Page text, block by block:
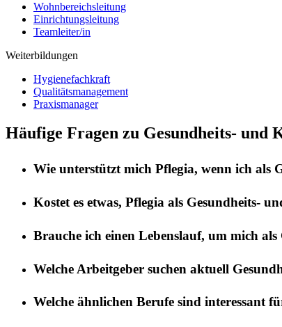
Wohnbereichsleitung
Einrichtungsleitung
Teamleiter/in
Weiterbildungen
Hygienefachkraft
Qualitätsmanagement
Praxismanager
Häufige Fragen zu Gesundheits- und
Wie unterstützt mich Pflegia, wenn ich als
Kostet es etwas, Pflegia als Gesundheits-
Brauche ich einen Lebenslauf, um mich als
Welche Arbeitgeber suchen aktuell
Welche ähnlichen Berufe sind interessant